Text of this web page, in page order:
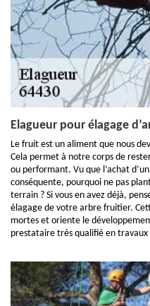
Elagueur pour élagage
Le fruit est un aliment que nous
Cela permet à notre corps de
ou performant. Vu que l’achat
conséquente, pourquoi ne pas
terrain ? Si vous en avez déjà,
élagage de votre arbre fruitier.
mortes et oriente le
prestataire très qualifié en travaux